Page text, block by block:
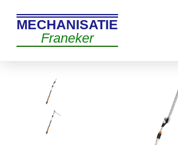
MECHANISATIE
Franeker